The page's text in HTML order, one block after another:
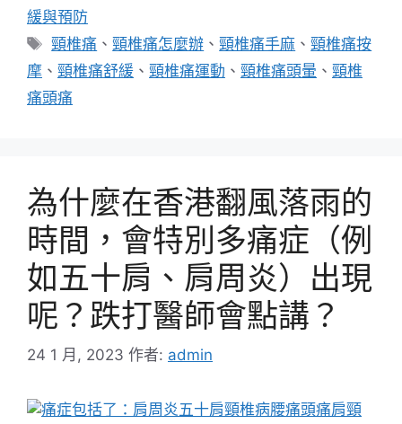
緩與預防
標
籤
頸椎痛 、頸椎痛怎麼辦 、頸椎痛手麻 、頸椎痛按
摩 、 頸椎痛舒緩 、 頸椎痛運動 、 頸椎痛頭暈 、 頸椎
痛頭痛
為什麼在香港翻風落雨的
時間，會特別多痛症（例
如五十肩、肩周炎）出現
呢？跌打醫師會點講？
24 1 月, 2023 作者: admin